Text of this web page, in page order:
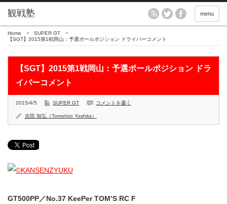
menu
Home
SUPER GT
【SGT】2015第1戦岡山：予選ポールポジション ドライバーコメント
【SGT】2015第1戦岡山：予選ポールポジション ドラ
イバーコメント
2015/4/5 SUPER GT コメントを書く
吉田 知弘（Tomohiro Yoshita）
GT500PP／No.37 KeePer TOM’S RC F